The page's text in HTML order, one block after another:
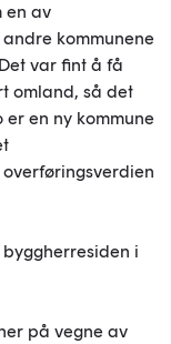
en av
kommunene
var fint å få
omland, så det
en ny kommune
i
på vegne av